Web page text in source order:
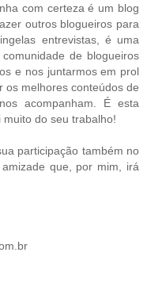
com certeza é um blog
outros blogueiros para
entrevistas, é uma
de blogueiros
e nos juntarmos em prol
os melhores conteúdos de
acompanham. É esta
do seu trabalho!
participação também no
que, por mim, irá